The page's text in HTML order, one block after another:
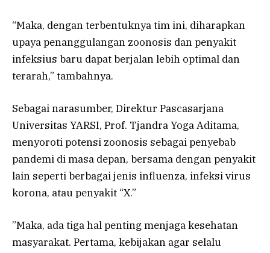
“Maka, dengan terbentuknya tim ini, diharapkan
upaya penanggulangan zoonosis dan penyakit
infeksius baru dapat berjalan lebih optimal dan
terarah,” tambahnya.
Sebagai narasumber, Direktur Pascasarjana
Universitas YARSI, Prof. Tjandra Yoga Aditama,
menyoroti potensi zoonosis sebagai penyebab
pandemi di masa depan, bersama dengan penyakit
lain seperti berbagai jenis influenza, infeksi virus
korona, atau penyakit “X.”
”Maka, ada tiga hal penting menjaga kesehatan
masyarakat. Pertama, kebijakan agar selalu